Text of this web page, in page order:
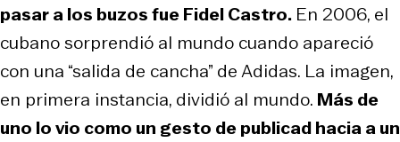
pasar a los buzos fue Fidel Castro. En 2006, el
cubano sorprendió al mundo cuando apareció
con una “salida de cancha” de Adidas. La imagen,
en primera instancia, dividió al mundo. Más de
uno lo vio como un gesto de publicad hacia a un